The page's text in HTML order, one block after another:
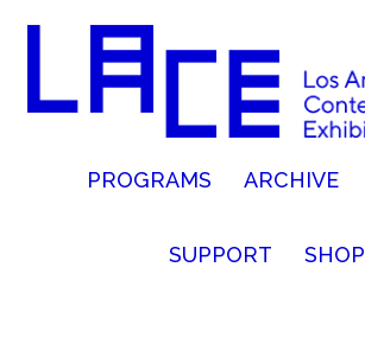
PROGRAMS ARCHIVE
SUPPORT SHOP